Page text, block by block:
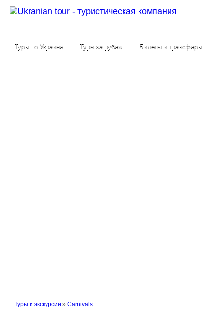
Туры по Украине Туры за рубеж Билеты и трансферы
Туры и экскурсии » Сarnivals